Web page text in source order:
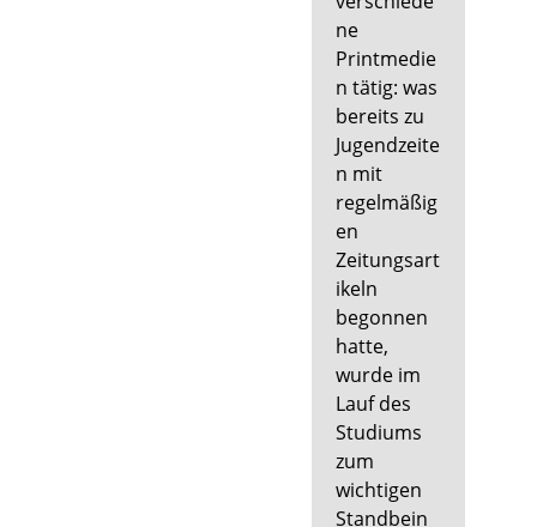
ne
Printmedie
n tätig: was
bereits zu
Jugendzeite
n mit
regelmäßig
en
Zeitungsart
ikeln
begonnen
hatte,
wurde im
Lauf des
Studiums
zum
wichtigen
Standbein